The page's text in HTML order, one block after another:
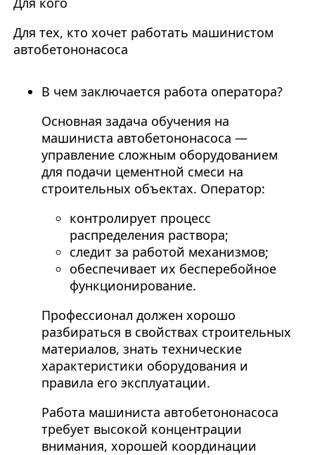
Для тех, кто хочет работать машинистом
автобетононасоса
В чем заключается работа оператора?
Основная задача обучения на
машиниста автобетононасоса —
управление сложным оборудованием
для подачи цементной смеси на
строительных объектах. Оператор:
контролирует процесс
распределения раствора;
следит за работой механизмов;
обеспечивает их бесперебойное
функционирование.
Профессионал должен хорошо
разбираться в свойствах строительных
материалов, знать технические
характеристики оборудования и
правила его эксплуатации.
Работа машиниста автобетононасоса
требует высокой концентрации
внимания, хорошей координации